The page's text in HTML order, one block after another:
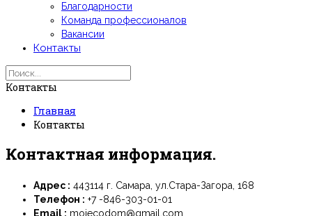
Благодарности
Команда профессионалов
Вакансии
Контакты
Контакты
Главная
Контакты
Контактная информация.
Адрес : 443114 г. Самара, ул.Стара-Загора, 168
Телефон : +7 -846-303-01-01
Email : moiecodom@gmail.com